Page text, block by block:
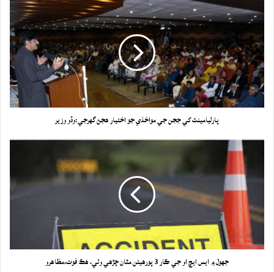
پارليامينٽ کي ججن جي مواخذي جو اختيار هجڻ گهرجي:وڏو وزير
جهول ۾ ايس ايڇ او جي ڪار 3 پورهيتن مٿان چڙهي وئي، هڪ فوت،مظاهرو